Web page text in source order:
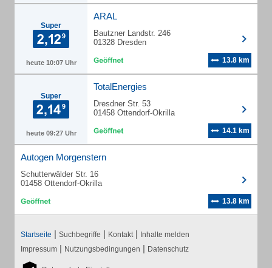
Super
heute 10:07 Uhr
ARAL
Bautzner Landstr. 246
01328 Dresden
13.8 km
Super
heute 09:27 Uhr
TotalEnergies
Dresdner Str. 53
01458 Ottendorf-Okrilla
14.1 km
Autogen Morgenstern
Schutterwälder Str. 16
01458 Ottendorf-Okrilla
13.8 km
Startseite | Suchbegriffe | Kontakt | Inhalte melden
Impressum | Nutzungsbedingungen | Datenschutz